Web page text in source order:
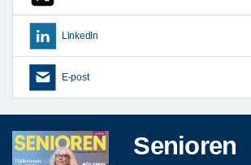
LinkedIn
E-post
Senioren